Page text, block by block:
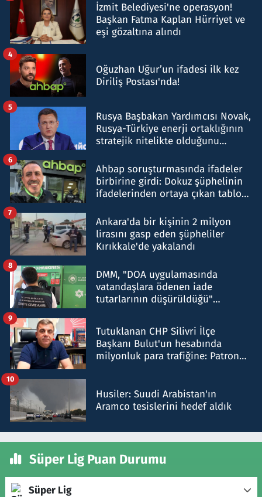
İzmit Belediyesi'ne operasyon!
Başkan Fatma Kaplan Hürriyet ve
eşi gözaltına alındı
Oğuzhan Uğur’un ifadesi ilk kez
Diriliş Postası'nda!
4
Rusya Başbakan Yardımcısı Novak,
Rusya-Türkiye enerji ortaklığının
stratejik nitelikte olduğunu
5
Ahbap soruşturmasında ifadeler
birbirine girdi: Dokuz şüphelinin
ifadelerinden ortaya çıkan tablo
6
Ankara'da bir kişinin 2 milyon
lirasını gasp eden şüpheliler
Kırıkkale'de yakalandı
7
DMM, "DOA uygulamasında
vatandaşlara ödenen iade
tutarlarının düşürüldüğü"
8
Tutuklanan CHP Silivri İlçe
Başkanı Bulut'un hesabında
milyonluk para trafiğine: Patron
9
Husiler: Suudi Arabistan'ın
Aramco tesislerini hedef aldık
10
Süper Lig Puan Durumu
Süper Lig